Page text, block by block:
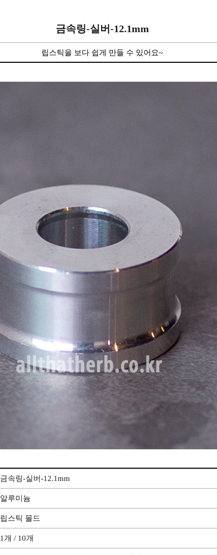
금속링-실버-12.1mm
립스틱을 보다 쉽게 만들 수 있어요~
금속링-실버-12.1mm
알루미늄
립스틱 몰드
1개 / 10개